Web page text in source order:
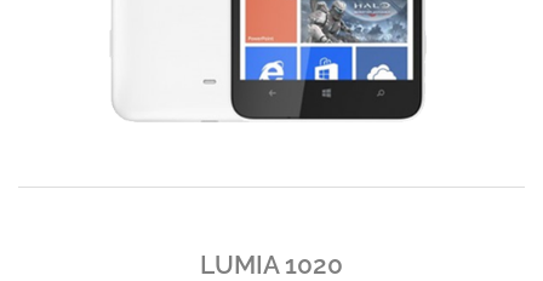
LUMIA 1020